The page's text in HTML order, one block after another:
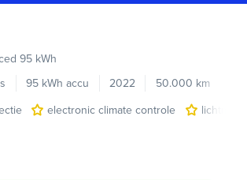
95 kWh
95 kWh accu 2022
50.000 km
electronic climate controle